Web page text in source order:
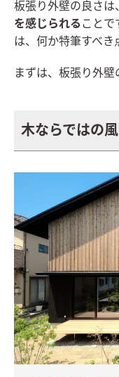
板張り外壁の良さは
を感じられる ことで
は、何か特筆すべき
まずは、板張り外壁
木ならではの